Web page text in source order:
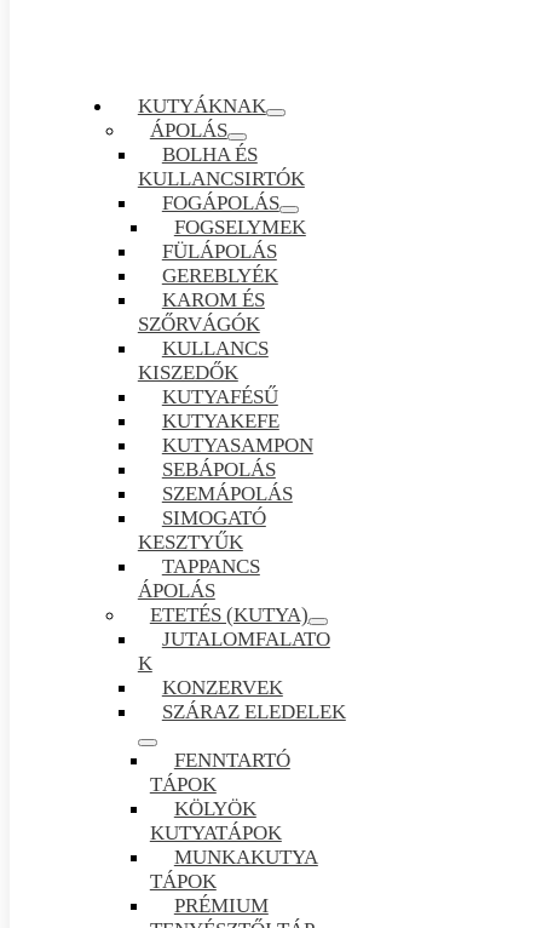
KUTYÁKNAK
ÁPOLÁS
BOLHA ÉS
KULLANCSIRTÓK
FOGÁPOLÁS
FOGSELYMEK
FÜLÁPOLÁS
GEREBLYÉK
KAROM ÉS
SZŐRVÁGÓK
KULLANCS
KISZEDŐK
KUTYAFÉSŰ
KUTYAKEFE
KUTYASAMPON
SEBÁPOLÁS
SZEMÁPOLÁS
SIMOGATÓ
KESZTYŰK
TAPPANCS
ÁPOLÁS
ETETÉS (KUTYA)
JUTALOMFALATO
K
KONZERVEK
SZÁRAZ ELEDELEK
FENNTARTÓ
TÁPOK
KÖLYÖK
KUTYATÁPOK
MUNKAKUTYA
TÁPOK
PRÉMIUM